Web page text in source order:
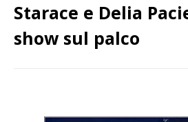
Starace e Delia
show sul palco